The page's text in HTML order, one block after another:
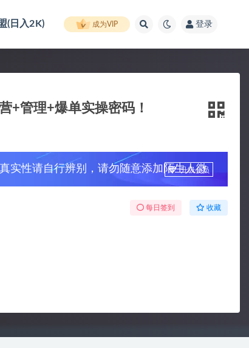
盟(日入2K) 成为VIP 登录
+管理+爆单实操密码！
实性请自行辨别，请勿随意添加陌生人微
升级会员
每日签到 收藏